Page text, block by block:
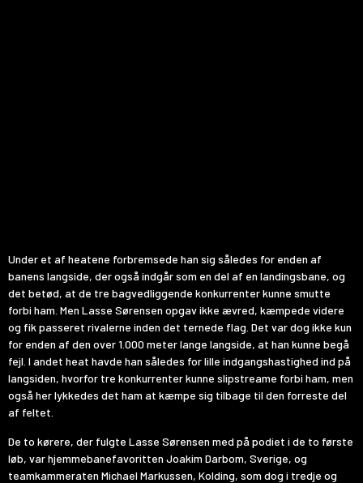
Under et af heatene forbremsede han sig således for enden af
banens langside, der også indgår som en del af en landingsbane, og
det betød, at de tre bagvedliggende konkurrenter kunne smutte
forbi ham. Men Lasse Sørensen opgav ikke ævred, kæmpede videre
og fik passeret rivalerne inden det ternede flag. Det var dog ikke kun
for enden af den over 1.000 meter lange langside, at han kunne begå
fejl. I andet heat havde han således for lille indgangshastighed ind på
langsiden, hvorfor tre konkurrenter kunne slipstreame forbi ham, men
også her lykkedes det ham at kæmpe sig tilbage til den forreste del
af feltet.
De to kørere, der fulgte Lasse Sørensen med på podiet i de to første
løb, var hjemmebanefavoritten Joakim Darbom, Sverige, og
teamkammeraten Michael Markussen, Kolding, som dog i tredje og